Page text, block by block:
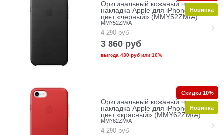
Оригинальный кожаный чехол-
накладка Apple для iPhone 7/8,
цвет «черный» (MMY52ZM/A)
MMY52ZM/A
4 290 руб
3 860 руб
выгода 430 рубили 10%
Новинка
Оригинальный кожаный чехол-
накладка Apple для iPhone 7/8,
цвет «красный» (MMY62ZM/A)
MMY62ZM/A
4 290 руб
Скидка 10%
Новинка